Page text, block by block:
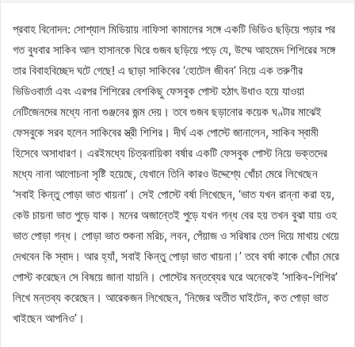
প্রবাহ বিনোদন: সোশ্যাল মিডিয়ায় নাফিসা কামালের সঙ্গে একটি ভিডিও ছড়িয়ে পড়ার পর
গত বুধবার সাকিব আল হাসানকে ঘিরে গুজব ছড়িয়ে পড়ে যে, উম্মে আহমেদ শিশিরের সঙ্গে
তার বিবাহবিচ্ছেদ ঘটে গেছে! এ ছাড়া সাকিবের ‘হোটেল জীবন’ নিয়ে এক তরুণীর
ভিডিওবার্তা এবং এরপর শিশিরের বেশকিছু ফেসবুক পোস্ট হঠাৎ উধাও হয়ে যাওয়া
নেটিজেনদের মধ্যে নানা গুঞ্জনের জন্ম দেয়। তবে গুজব ছড়ানোর কয়েক ঘণ্টার মাঝেই
ফেসবুকে সরব হলেন সাকিবের স্ত্রী শিশির। দীর্ঘ এক পোস্টে জানালেন, সাকিব স্বামী
হিসেবে অসাধারণ। এরইমধ্যে চিত্রনায়িকা বর্ষার একটি ফেসবুক পোস্ট নিয়ে ভক্তদের
মধ্যে নানা আলোচনা সৃষ্টি হয়েছে, যেখানে তিনি কারও উদ্দেশ্যে খোঁচা মেরে লিখেছেন
‘সবাই কিন্তু পোড়া ভাত খায়না’। সেই পোস্টে বর্ষা লিখেছেন, ‘ভাত যখন রান্না করা হয়,
কেউ চায়না ভাত পুড়ে যাক। মনের অজান্তেই পুড়ে যখন গন্ধ বের হয় তখন বুঝা যায় ওহ
ভাত পোড়া গন্ধ। পোড়া ভাত শুকনা মরিচ, লবন, পেঁয়াজ ও সরিষার তেল দিয়ে মাখায় খেয়ে
দেখবেন কি স্বাদ। আর হ্যাঁ, সবাই কিন্তু পোড়া ভাত খায়না।’ তবে বর্ষা কাকে খোঁচা মেরে
পোস্ট করেছেন সে বিষয়ে জানা যায়নি। পোস্টের মন্তব্যের ঘরে অনেকেই ‘সাকিব-শিশির’
লিখে মন্তব্য করেছেন। আরেকজন লিখেছেন, ‘নিজের অতীত ঘাইটেন, কত পোড়া ভাত
খাইছেন আপনিও’।